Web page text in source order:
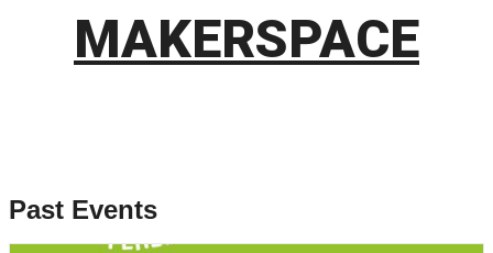
MAKERSPACE
Past Events